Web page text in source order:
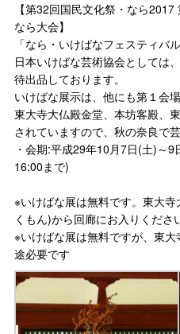
【第32回国民文化祭・なら
なら大会】
「なら・いけばなフェスティバ
日本いけばな芸術協会としては
待出品しております。
いけばな展示は、他にも第１会
東大寺大仏殿金堂、本坊客殿、
されていますので、秋の奈良で
・会期:平成29年10月7日(土)～
16:00まで)
※いけばな展は無料です。東大
くもん)から回廊にお入りくださ
※いけばな展は無料ですが、東
途必要です